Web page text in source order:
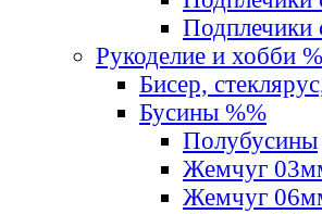
Подплечики
Рукоделие и хобби
Бисер,
Бусины %%
Полубусины
Жемчуг
Жемчуг